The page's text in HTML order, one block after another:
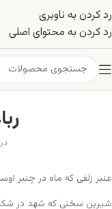
رد کردن به ناوبری
رد کردن به محتوای اصلی
در
عنبر زلفی که ماه در چنبر
شیرین سخنی که شهد در